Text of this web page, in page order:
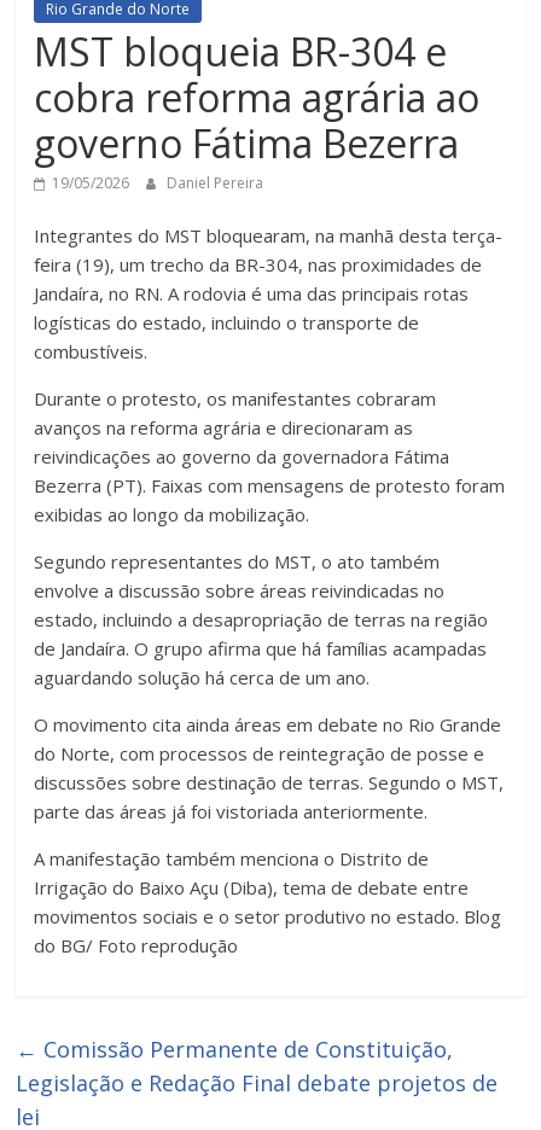
Rio Grande do Norte
MST bloqueia BR-304 e
cobra reforma agrária ao
governo Fátima Bezerra
19/05/2026 Daniel Pereira
Integrantes do MST bloquearam, na manhã desta terça-
feira (19), um trecho da BR-304, nas proximidades de
Jandaíra, no RN. A rodovia é uma das principais rotas
logísticas do estado, incluindo o transporte de
combustíveis.
Durante o protesto, os manifestantes cobraram
avanços na reforma agrária e direcionaram as
reivindicações ao governo da governadora Fátima
Bezerra (PT). Faixas com mensagens de protesto foram
exibidas ao longo da mobilização.
Segundo representantes do MST, o ato também
envolve a discussão sobre áreas reivindicadas no
estado, incluindo a desapropriação de terras na região
de Jandaíra. O grupo afirma que há famílias acampadas
aguardando solução há cerca de um ano.
O movimento cita ainda áreas em debate no Rio Grande
do Norte, com processos de reintegração de posse e
discussões sobre destinação de terras. Segundo o MST,
parte das áreas já foi vistoriada anteriormente.
A manifestação também menciona o Distrito de
Irrigação do Baixo Açu (Diba), tema de debate entre
movimentos sociais e o setor produtivo no estado. Blog
do BG/ Foto reprodução
← Comissão Permanente de Constituição,
Legislação e Redação Final debate projetos de
lei